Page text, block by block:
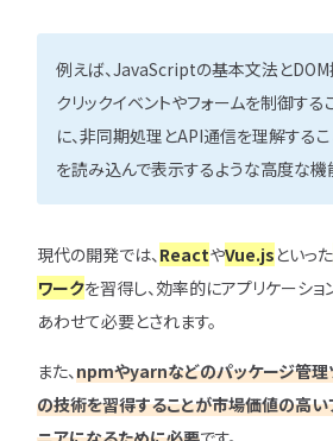
例えば、JavaScriptの基本文法とDOM
クリックイベントやフォームを制御する
に、非同期処理とAPI通信を理解するこ
を読み込んで表示するような高度な機
現代の開発では、 ReactやVue.js といった
ワークを習得し、効率的にアプリケーシ
あわせて必要とされます。
また、npmやyarnなどのパッケージ管理
の技術を習得することが市場価値の高い